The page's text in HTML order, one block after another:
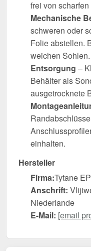
frei von
Mechanische
schweren oder
Folie abstellen.
weichen Sohlen.
Entsorgung –
Behälter als
ausgetrocknete
einhalten.
Hersteller
Firma:Tytane
Anschrift:
Niederlande
E-Mail: [email